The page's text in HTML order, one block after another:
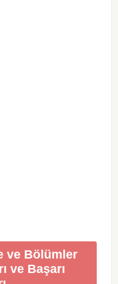
ve Bölümler
ve Başarı